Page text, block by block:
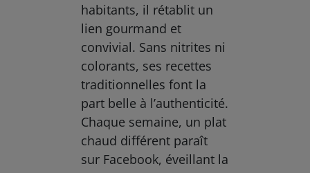
habitants, il rétablit un
lien gourmand et
convivial. Sans nitrites ni
colorants, ses recettes
traditionnelles font la
part belle à l’authenticité.
Chaque semaine, un plat
chaud différent paraît
sur Facebook, éveillant la